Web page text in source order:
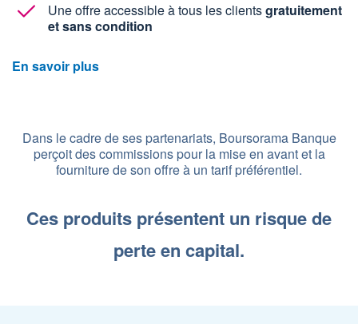
Une offre accessible à tous les clientsgratuitement
et sans condition
En savoir plus
Dans le cadre de ses partenariats, Boursorama Banque
perçoit des commissions pour la mise en avant et la
fourniture de son offre à un tarif préférentiel.
Ces produits présentent un risque de
perte en capital.